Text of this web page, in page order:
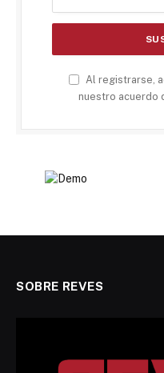
Al registrarse,
nuestro acuerdo
SOBRE REVES